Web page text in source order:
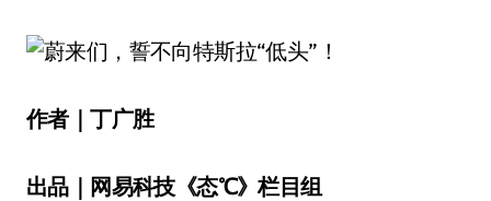
作者｜丁广胜
出品｜网易科技《态℃》栏目组